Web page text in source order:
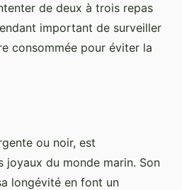
de deux à trois repas
important de surveiller
consommée pour éviter la
ou noir, est
joyaux du monde marin. Son
longévité en font un